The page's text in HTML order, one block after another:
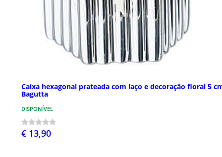
Caixa hexagonal prateada com laço e decoração floral 5
Bagutta
DISPONÍVEL
€ 13,90